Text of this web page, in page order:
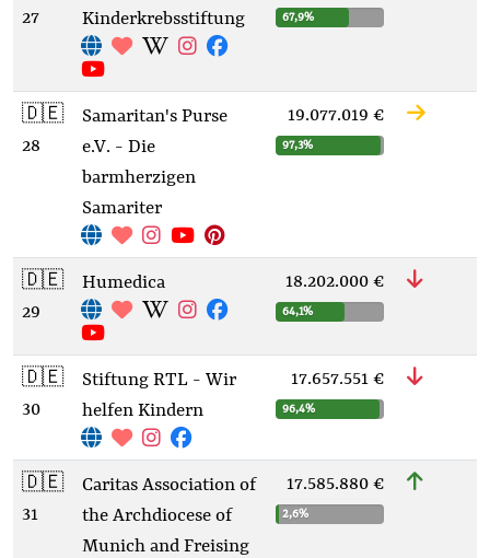
27
Kinderkrebsstiftung
67,9%
🇩🇪
28
Samaritan's Purse
e.V. - Die
barmherzigen
Samariter
19.077.019 €
97,3%
🇩🇪
29
Humedica 18.202.000 €
64,1%
🇩🇪
30
Stiftung RTL - Wir
helfen Kindern
17.657.551 €
96,4%
🇩🇪
31
Caritas Association of
the Archdiocese of
Munich and Freising
17.585.880 €
2,6%